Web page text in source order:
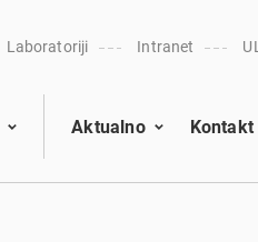
Laboratoriji Intranet UL
Aktualno Kontakt